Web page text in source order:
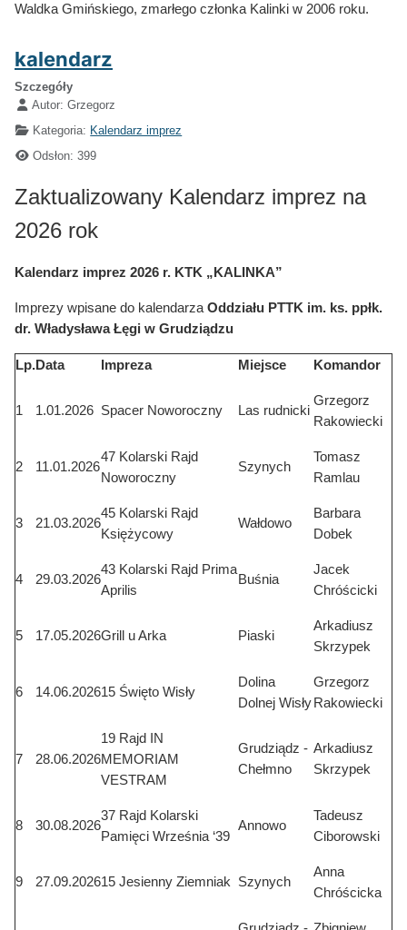
Waldka Gmińskiego, zmarłego członka Kalinki w 2006 roku.
kalendarz
Szczegóły
Autor:Grzegorz
Kategoria: Kalendarz imprez
Odsłon: 399
Zaktualizowany Kalendarz imprez na
2026 rok
Kalendarz imprez 2026 r. KTK „KALINKA”
Imprezy wpisane do kalendarza Oddziału PTTK im. ks. ppłk.
dr. Władysława Łęgi w Grudziądzu
Lp.Data Impreza Miejsce Komandor
1 1.01.2026 Spacer Noworoczny Las rudnicki
Grzegorz
Rakowiecki
2 11.01.2026
47 Kolarski Rajd
Noworoczny
Szynych
Tomasz
Ramlau
3 21.03.2026
45 Kolarski Rajd
Księżycowy
Wałdowo
Barbara
Dobek
4 29.03.2026
43 Kolarski Rajd Prima
Aprilis
Buśnia
Jacek
Chróścicki
5 17.05.2026Grill u Arka Piaski
Arkadiusz
Skrzypek
6 14.06.202615 Święto Wisły
Dolina
Dolnej Wisły
Grzegorz
Rakowiecki
7 28.06.2026
19 Rajd IN
MEMORIAM
VESTRAM
Grudziądz -
Chełmno
Arkadiusz
Skrzypek
8 30.08.2026
37 Rajd Kolarski
Pamięci Września ‘39
Annowo
Tadeusz
Ciborowski
9 27.09.202615 Jesienny Ziemniak Szynych
Anna
Chróścicka